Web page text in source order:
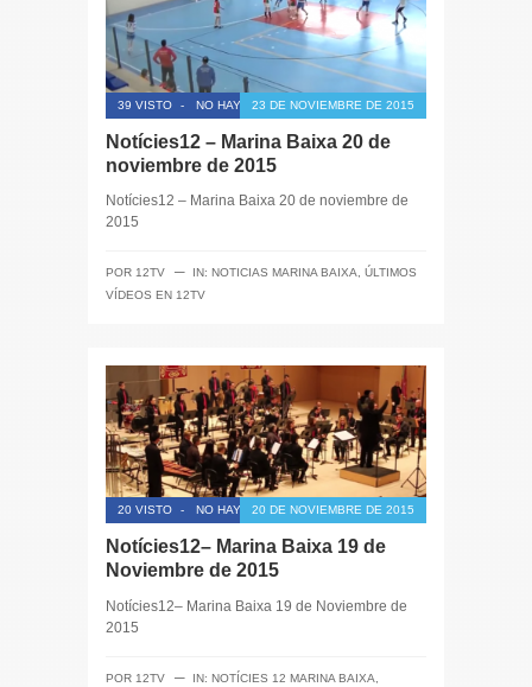
39 VISTO - NO HAY COMENTARIOS
23 DE NOVIEMBRE DE 2015
Notícies12 – Marina Baixa 20 de
noviembre de 2015
Notícies12 – Marina Baixa 20 de noviembre de
2015
POR 12TV ─ IN: NOTICIAS MARINA BAIXA, ÚLTIMOS
VÍDEOS EN 12TV
20 VISTO - NO HAY COMENTARIOS
20 DE NOVIEMBRE DE 2015
Notícies12– Marina Baixa 19 de
Noviembre de 2015
Notícies12– Marina Baixa 19 de Noviembre de
2015
POR 12TV ─ IN: NOTÍCIES 12 MARINA BAIXA